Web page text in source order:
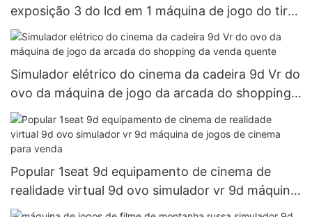
exposição 3 do lcd em 1 máquina de jogo do tiro
da arma dos vídeos do simulador
Simulador elétrico do cinema da cadeira 9d Vr do
ovo da máquina de jogo da arcada do shopping
da venda quente
Popular 1seat 9d equipamento de cinema de
realidade virtual 9d ovo simulador vr 9d máquina
de jogos de cinema para venda